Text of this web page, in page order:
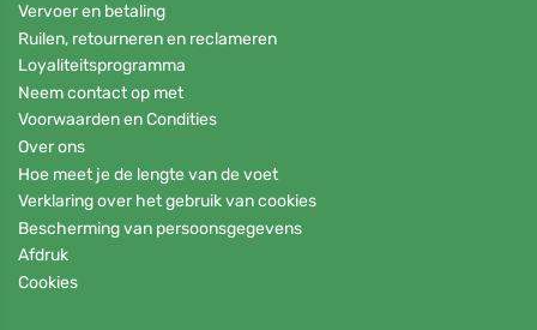
Vervoer en betaling
Ruilen, retourneren en reclameren
Loyaliteitsprogramma
Neem contact op met
Voorwaarden en Condities
Over ons
Hoe meet je de lengte van de voet
Verklaring over het gebruik van cookies
Bescherming van persoonsgegevens
Afdruk
Cookies